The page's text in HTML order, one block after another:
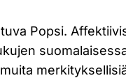
Popsi.